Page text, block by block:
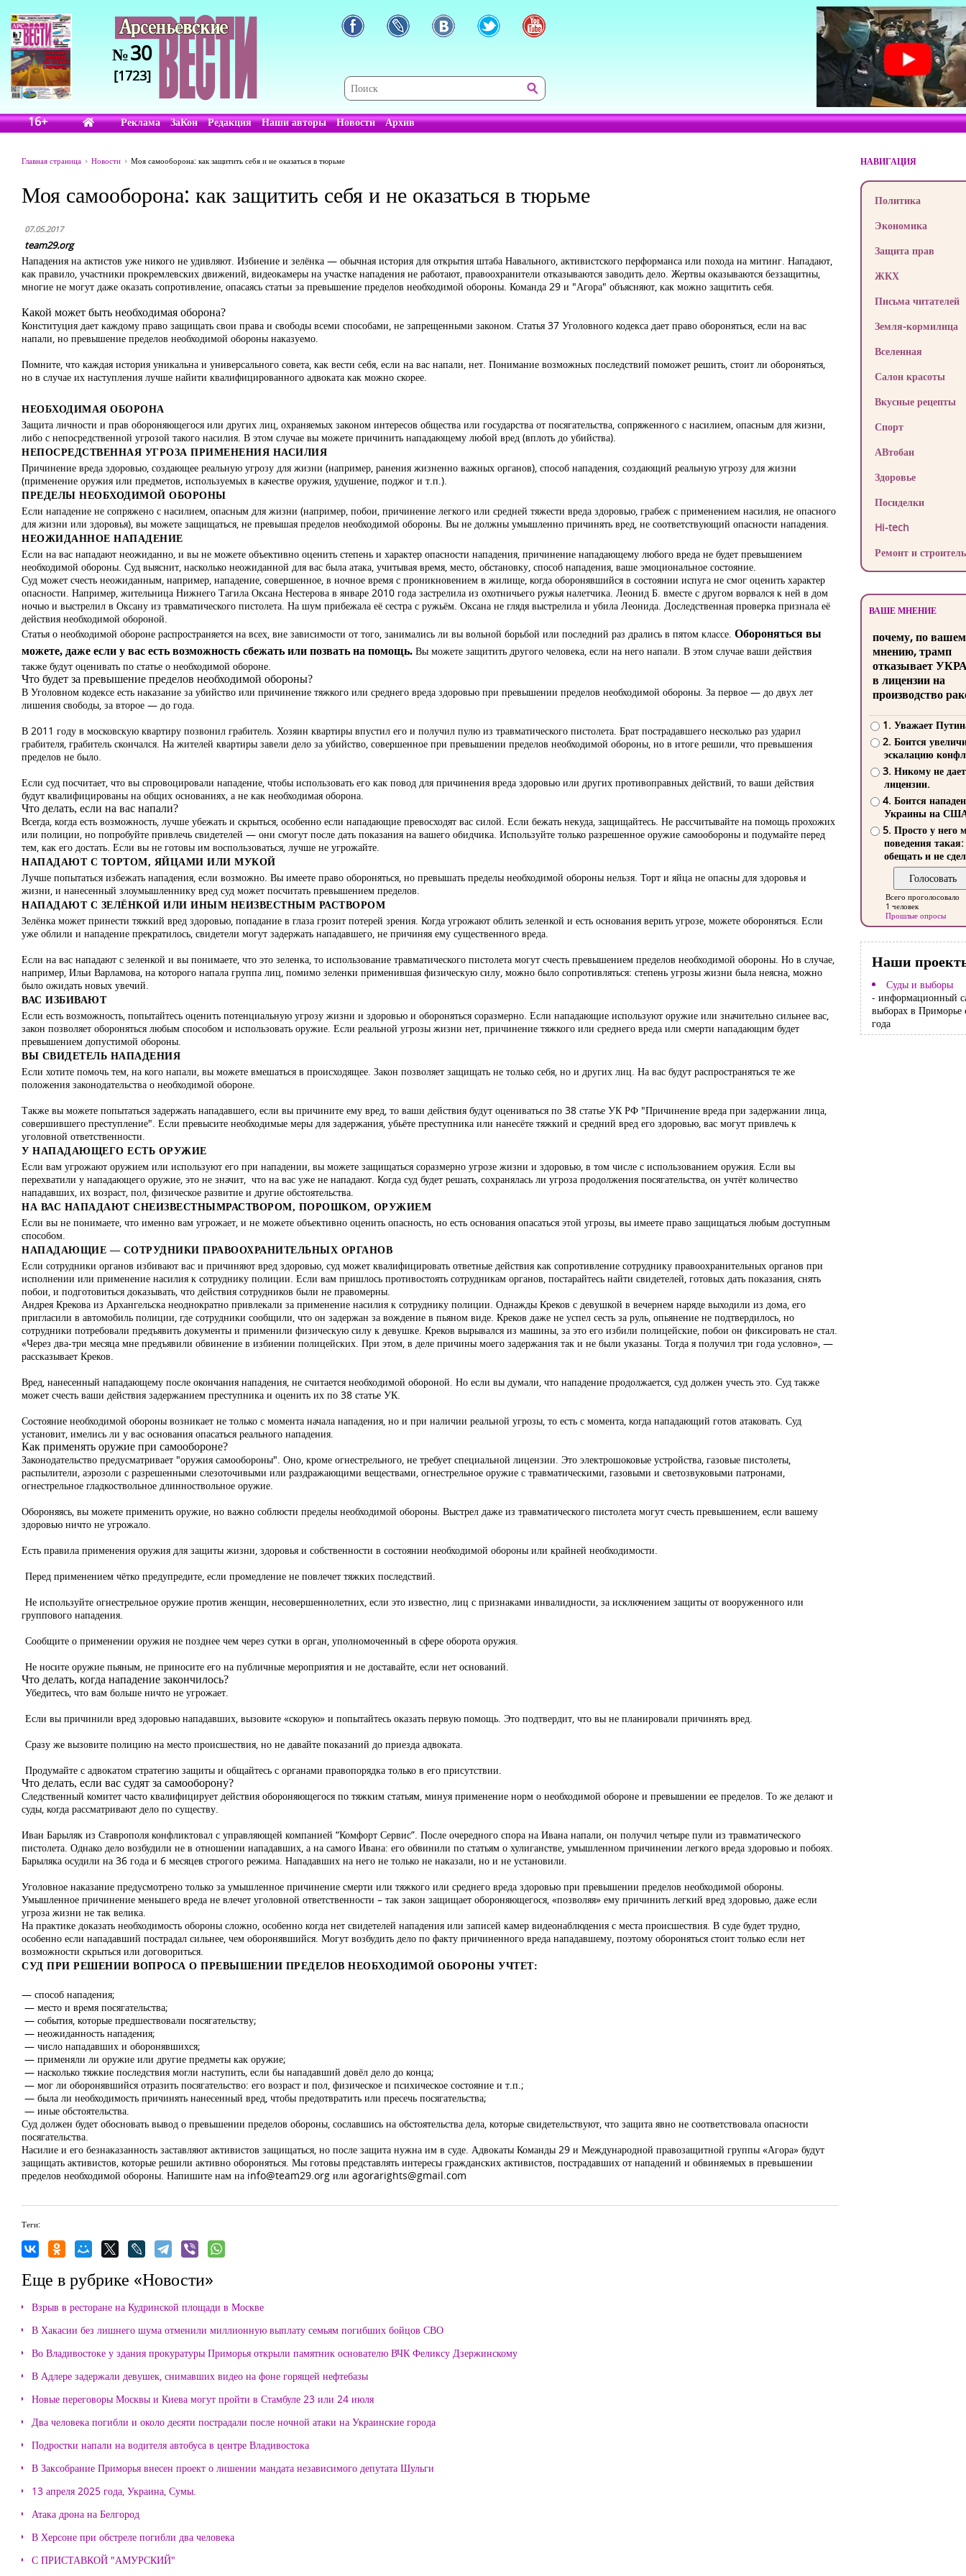
№30
[1723]
16+ Реклама ЗаКон Редакция Наши авторы Новости Архив
Главная страница Новости Моя самооборона: как защитить себя и не оказаться в тюрьме
Моя самооборона: как защитить себя и не оказаться в тюрьме
07.05.2017
team29.org
Нападения на актистов уже никого не удивляют. Избиение и зелёнка — обычная история для открытия штаба Навального, активистского перформанса или похода на митинг. Нападают,
как правило, участники прокремлевских движений, видеокамеры на участке нападения не работают, правоохранители отказываются заводить дело. Жертвы оказываются беззащитны,
многие не могут даже оказать сопротивление, опасаясь статьи за превышение пределов необходимой обороны. Команда 29 и "Агора" объясняют, как можно защитить себя.
Какой может быть необходимая оборона?
Конституция дает каждому право защищать свои права и свободы всеми способами, не запрещенными законом. Статья 37 Уголовного кодекса дает право обороняться, если на вас
напали, но превышение пределов необходимой обороны наказуемо.
Помните, что каждая история уникальна и универсального совета, как вести себя, если на вас напали, нет. Понимание возможных последствий поможет решить, стоит ли обороняться,
но в случае их наступления лучше найити квалифицированного адвоката как можно скорее.
НЕОБХОДИМАЯ ОБОРОНА
Защита личности и прав обороняющегося или других лиц, охраняемых законом интересов общества или государства от посягательства, сопряженного с насилием, опасным для жизни,
либо с непосредственной угрозой такого насилия. В этом случае вы можете причинить нападающему любой вред (вплоть до убийства).
НЕПОСРЕДСТВЕННАЯ УГРОЗА ПРИМЕНЕНИЯ НАСИЛИЯ
Причинение вреда здоровью, создающее реальную угрозу для жизни (например, ранения жизненно важных органов), способ нападения, создающий реальную угрозу для жизни
(применение оружия или предметов, используемых в качестве оружия, удушение, поджог и т.п.).
ПРЕДЕЛЫ НЕОБХОДИМОЙ ОБОРОНЫ
Если нападение не сопряжено с насилием, опасным для жизни (например, побои, причинение легкого или средней тяжести вреда здоровью, грабеж с применением насилия, не опасного
для жизни или здоровья), вы можете защищаться, не превышая пределов необходимой обороны. Вы не должны умышленно причинять вред, не соответствующий опасности нападения.
НЕОЖИДАННОЕ НАПАДЕНИЕ
Если на вас нападают неожиданно, и вы не можете объективно оценить степень и характер опасности нападения, причинение нападающему любого вреда не будет превышением
необходимой обороны. Суд выяснит, насколько неожиданной для вас была атака, учитывая время, место, обстановку, способ нападения, ваше эмоциональное состояние.
Суд может счесть неожиданным, например, нападение, совершенное, в ночное время с проникновением в жилище, когда оборонявшийся в состоянии испуга не смог оценить характер
опасности. Например, жительница Нижнего Тагила Оксана Нестерова в январе 2010 года застрелила из охотничьего ружья налетчика. Леонид Б. вместе с другом ворвался к ней в дом
ночью и выстрелил в Оксану из травматического пистолета. На шум прибежала её сестра с ружьём. Оксана не глядя выстрелила и убила Леонида. Доследственная проверка признала её
действия необходимой обороной.
Статья о необходимой обороне распространяется на всех, вне зависимости от того, занимались ли вы вольной борьбой или последний раз дрались в пятом классе. Обороняться вы
можете, даже если у вас есть возможность сбежать или позвать на помощь. Вы можете защитить другого человека, если на него напали. В этом случае ваши действия
также будут оценивать по статье о необходимой обороне.
Что будет за превышение пределов необходимой обороны?
В Уголовном кодексе есть наказание за убийство или причинение тяжкого или среднего вреда здоровью при превышении пределов необходимой обороны. За первое — до двух лет
лишения свободы, за второе — до года.
В 2011 году в московскую квартиру позвонил грабитель. Хозяин квартиры впустил его и получил пулю из травматического пистолета. Брат пострадавшего несколько раз ударил
грабителя, грабитель скончался. На жителей квартиры завели дело за убийство, совершенное при превышении пределов необходимой обороны, но в итоге решили, что превышения
пределов не было.
Если суд посчитает, что вы спровоцировали нападение, чтобы использовать его как повод для причинения вреда здоровью или других противоправных действий, то ваши действия
будут квалифицированы на общих основаниях, а не как необходимая оборона.
Что делать, если на вас напали?
Всегда, когда есть возможность, лучше убежать и скрыться, особенно если нападающие превосходят вас силой. Если бежать некуда, защищайтесь. Не рассчитывайте на помощь прохожих
или полиции, но попробуйте привлечь свидетелей — они смогут после дать показания на вашего обидчика. Используйте только разрешенное оружие самообороны и подумайте перед
тем, как его достать. Если вы не готовы им воспользоваться, лучше не угрожайте.
НАПАДАЮТ С ТОРТОМ, ЯЙЦАМИ ИЛИ МУКОЙ
Лучше попытаться избежать нападения, если возможно. Вы имеете право обороняться, но превышать пределы необходимой обороны нельзя. Торт и яйца не опасны для здоровья и
жизни, и нанесенный злоумышленнику вред суд может посчитать превышением пределов.
НАПАДАЮТ С ЗЕЛЁНКОЙ ИЛИ ИНЫМ НЕИЗВЕСТНЫМ РАСТВОРОМ
Зелёнка может принести тяжкий вред здоровью, попадание в глаза грозит потерей зрения. Когда угрожают облить зеленкой и есть основания верить угрозе, можете обороняться. Если
уже облили и нападение прекратилось, свидетели могут задержать нападавшего, не причиняя ему существенного вреда.
Если на вас нападают с зеленкой и вы понимаете, что это зеленка, то использование травматического пистолета могут счесть превышением пределов необходимой обороны. Но в случае,
например, Ильи Варламова, на которого напала группа лиц, помимо зеленки применившая физическую силу, можно было сопротивляться: степень угрозы жизни была неясна, можно
было ожидать новых увечий.
ВАС ИЗБИВАЮТ
Если есть возможность, попытайтесь оценить потенциальную угрозу жизни и здоровью и обороняться соразмерно. Если нападающие используют оружие или значительно сильнее вас,
закон позволяет обороняться любым способом и использовать оружие. Если реальной угрозы жизни нет, причинение тяжкого или среднего вреда или смерти нападающим будет
превышением допустимой обороны.
ВЫ СВИДЕТЕЛЬ НАПАДЕНИЯ
Если хотите помочь тем, на кого напали, вы можете вмешаться в происходящее. Закон позволяет защищать не только себя, но и других лиц. На вас будут распространяться те же
положения законодательства о необходимой обороне.
Также вы можете попытаться задержать нападавшего, если вы причините ему вред, то ваши действия будут оцениваться по 38 статье УК РФ "Причинение вреда при задержании лица,
совершившего преступление". Если превысите необходимые меры для задержания, убьёте преступника или нанесёте тяжкий и средний вред его здоровью, вас могут привлечь к
уголовной ответственности.
У НАПАДАЮЩЕГО ЕСТЬ ОРУЖИЕ
Если вам угрожают оружием или используют его при нападении, вы можете защищаться соразмерно угрозе жизни и здоровью, в том числе с использованием оружия. Если вы
перехватили у нападающего оружие, это не значит, что на вас уже не нападают. Когда суд будет решать, сохранялась ли угроза продолжения посягательства, он учтёт количество
нападавших, их возраст, пол, физическое развитие и другие обстоятельства.
НА ВАС НАПАДАЮТ СНЕИЗВЕСТНЫМРАСТВОРОМ, ПОРОШКОМ, ОРУЖИЕМ
Если вы не понимаете, что именно вам угрожает, и не можете объективно оценить опасность, но есть основания опасаться этой угрозы, вы имеете право защищаться любым доступным
способом.
НАПАДАЮЩИЕ — СОТРУДНИКИ ПРАВООХРАНИТЕЛЬНЫХ ОРГАНОВ
Если сотрудники органов избивают вас и причиняют вред здоровью, суд может квалифицировать ответные действия как сопротивление сотруднику правоохранительных органов при
исполнении или применение насилия к сотруднику полиции. Если вам пришлось противостоять сотрудникам органов, постарайтесь найти свидетелей, готовых дать показания, снять
побои, и подготовиться доказывать, что действия сотрудников были не правомерны.
Андрея Крекова из Архангельска неоднократно привлекали за применение насилия к сотруднику полиции. Однажды Креков с девушкой в вечернем наряде выходили из дома, его
пригласили в автомобиль полиции, где сотрудники сообщили, что он задержан за вождение в пьяном виде. Креков даже не успел сесть за руль, опьянение не подтвердилось, но
сотрудники потребовали предъявить документы и применили физическую силу к девушке. Креков вырывался из машины, за это его избили полицейские, побои он фиксировать не стал.
«Через два-три месяца мне предъявили обвинение в избиении полицейских. При этом, в деле причины моего задержания так и не были указаны. Тогда я получил три года условно», —
рассказывает Креков.
Вред, нанесенный нападающему после окончания нападения, не считается необходимой обороной. Но если вы думали, что нападение продолжается, суд должен учесть это. Суд также
может счесть ваши действия задержанием преступника и оценить их по 38 статье УК.
Состояние необходимой обороны возникает не только с момента начала нападения, но и при наличии реальной угрозы, то есть с момента, когда нападающий готов атаковать. Суд
установит, имелись ли у вас основания опасаться реального нападения.
Как применять оружие при самообороне?
Законодательство предусматривает "оружия самообороны". Оно, кроме огнестрельного, не требует специальной лицензии. Это электрошоковые устройства, газовые пистолеты,
распылители, аэрозоли с разрешенными слезоточивыми или раздражающими веществами, огнестрельное оружие с травматическими, газовыми и светозвуковыми патронами,
огнестрельное гладкоствольное длинноствольное оружие.
Обороняясь, вы можете применить оружие, но важно соблюсти пределы необходимой обороны. Выстрел даже из травматического пистолета могут счесть превышением, если вашему
здоровью ничто не угрожало.
Есть правила применения оружия для защиты жизни, здоровья и собственности в состоянии необходимой обороны или крайней необходимости.
Перед применением чётко предупредите, если промедление не повлечет тяжких последствий.
Не используйте огнестрельное оружие против женщин, несовершеннолетних, если это известно, лиц с признаками инвалидности, за исключением защиты от вооруженного или
группового нападения.
Сообщите о применении оружия не позднее чем через сутки в орган, уполномоченный в сфере оборота оружия.
Не носите оружие пьяным, не приносите его на публичные мероприятия и не доставайте, если нет оснований.
Что делать, когда нападение закончилось?
Убедитесь, что вам больше ничто не угрожает.
Если вы причинили вред здоровью нападавших, вызовите «скорую» и попытайтесь оказать первую помощь. Это подтвердит, что вы не планировали причинять вред.
Сразу же вызовите полицию на место происшествия, но не давайте показаний до приезда адвоката.
Продумайте с адвокатом стратегию защиты и общайтесь с органами правопорядка только в его присутствии.
Что делать, если вас судят за самооборону?
Следственный комитет часто квалифицирует действия обороняющегося по тяжким статьям, минуя применение норм о необходимой обороне и превышении ее пределов. То же делают и
суды, когда рассматривают дело по существу.
Иван Барыляк из Ставрополя конфликтовал с управляющей компанией “Комфорт Сервис”. После очередного спора на Ивана напали, он получил четыре пули из травматического
пистолета. Однако дело возбудили не в отношении нападавших, а на самого Ивана: его обвинили по статьям о хулиганстве, умышленном причинении легкого вреда здоровью и побоях.
Барыляка осудили на 36 года и 6 месяцев строгого режима. Нападавших на него не только не наказали, но и не установили.
Уголовное наказание предусмотрено только за умышленное причинение смерти или тяж­кого или среднего вреда здоровью при превышении пределов необходимой обороны.
Умышленное причинение меньшего вреда не влечет уголовной ответственности – так закон защищает обороняющегося, «позволяя» ему причинить легкий вред здоровью, даже если
угроза жизни не так велика.
На практике доказать необходимость обороны сложно, особенно когда нет свидетелей нападения или записей камер видеонаблюдения с места происшествия. В суде будет трудно,
особенно если нападавший пострадал сильнее, чем оборонявшийся. Могут возбудить дело по факту причиненного вреда нападавшему, поэтому обороняться стоит только если нет
возможности скрыться или договориться.
СУД ПРИ РЕШЕНИИ ВОПРОСА О ПРЕВЫШЕНИИ ПРЕДЕЛОВ НЕОБХОДИМОЙ ОБОРОНЫ УЧТЕТ:
— способ нападения;
— место и время посягательства;
— события, которые предшествовали посягательству;
— неожиданность нападения;
— число нападавших и оборонявшихся;
— применяли ли оружие или другие предметы как оружие;
— насколько тяжкие последствия могли наступить, если бы нападавший довёл дело до конца;
— мог ли оборонявшийся отразить посягательство: его возраст и пол, физическое и психическое состояние и т.п.;
— была ли необходимость причинять нанесенный вред, чтобы предотвратить или пресечь посягательства;
— иные обстоятельства.
Суд должен будет обосновать вывод о превышении пределов обороны, сославшись на обстоятельства дела, которые свидетельствуют, что защита явно не соответствовала опасности
посягательства.
Насилие и его безнаказанность заставляют активистов защищаться, но после защита нужна им в суде. Адвокаты Команды 29 и Международной правозащитной группы «Агора» будут
защищать активистов, которые решили активно обороняться. Мы готовы представлять интересы гражданских активистов, пострадавших от нападений и обвиняемых в превышении
пределов необходимой обороны. Напишите нам на info@team29.org или agorarights@gmail.com
Теги:
Еще в рубрике «Новости»
Взрыв в ресторане на Кудринской площади в Москве
В Хакасии без лишнего шума отменили миллионную выплату семьям погибших бойцов СВО
Во Владивостоке у здания прокуратуры Приморья открыли памятник основателю ВЧК Феликсу Дзержинскому
В Адлере задержали девушек, снимавших видео на фоне горящей нефтебазы
Новые переговоры Москвы и Киева могут пройти в Стамбуле 23 или 24 июля
Два человека погибли и около десяти пострадали после ночной атаки на Украинские города
Подростки напали на водителя автобуса в центре Владивостока
В Заксобрание Приморья внесен проект о лишении мандата независимого депутата Шульги
13 апреля 2025 года, Украина, Сумы.
Атака дрона на Белгород
В Херсоне при обстреле погибли два человека
С ПРИСТАВКОЙ "АМУРСКИЙ"
НАВИГАЦИЯ
Политика
Экономика
Защита прав
ЖКХ
Письма читателей
Земля-кормилица
Вселенная
Салон красоты
Вкусные рецепты
Спорт
АВтобан
Здоровье
Посиделки
Hi-tech
Ремонт и
ВАШЕ МНЕНИЕ
почему, по
мнению, трамп
отказывает
в лицензии на
производство
1. Уважает
2. Боится
эскалацию
3. Никому не
лицензии.
4. Боится
Украины на
5. Просто у него
поведения такая:
обещать и не
Всего проголосовало
1 человек
Прошлые опросы
Наши
Суды и выборы
- информационный
выборах в Приморье
года